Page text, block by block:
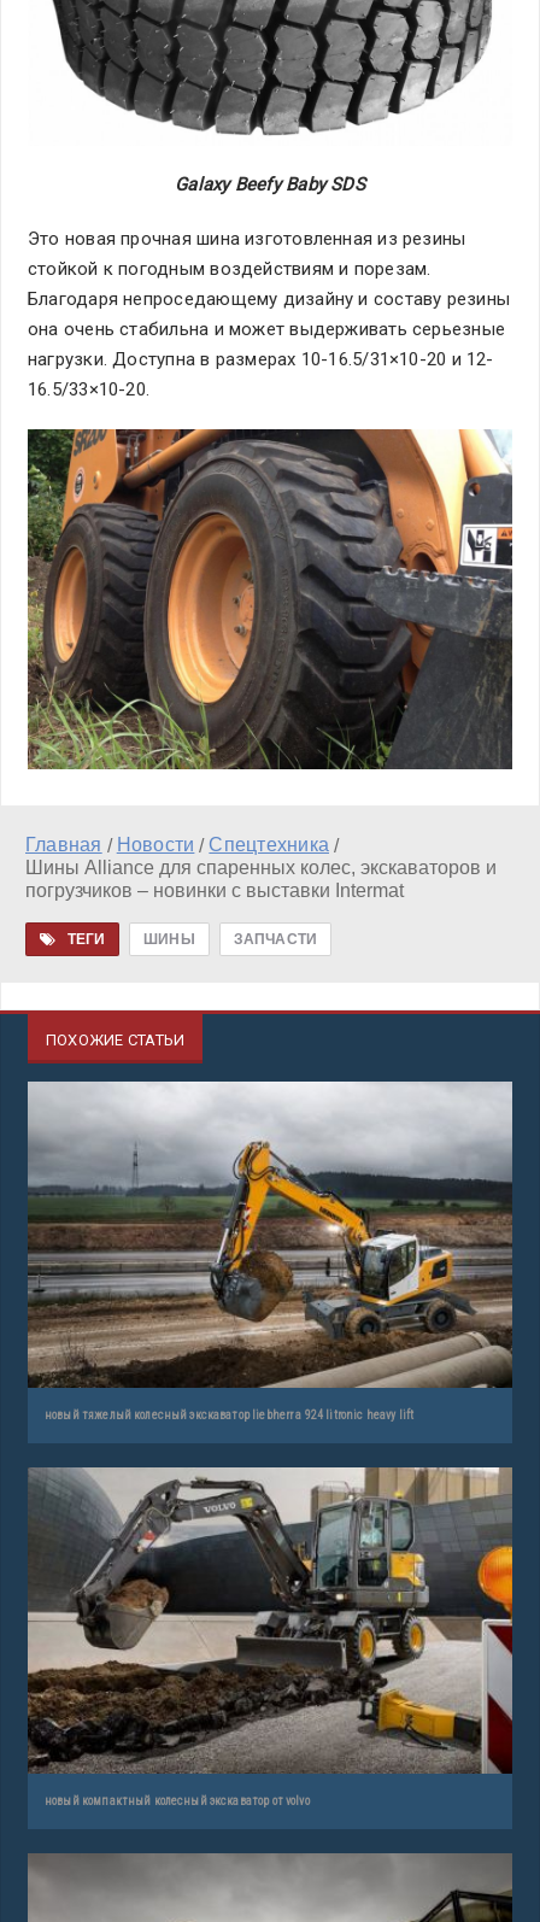
Galaxy Beefy Baby SDS
Это новая прочная шина изготовленная из резины
стойкой к погодным воздействиям и порезам.
Благодаря непроседающему дизайну и составу резины
она очень стабильна и может выдерживать серьезные
нагрузки. Доступна в размерах 10-16.5/31×10-20 и 12-
16.5/33×10-20.
Главная / Новости / Спецтехника /
Шины Alliance для спаренных колес, экскаваторов и
погрузчиков – новинки с выставки Intermat
ТЕГИ ШИНЫ ЗАПЧАСТИ
ПОХОЖИЕ СТАТЬИ
новый тяжелый колесный экскаватор liebherr a 924 litronic heavy lift
новый компактный колесный экскаватор от volvo